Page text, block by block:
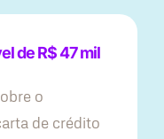
de R$ 47 mil
o
de crédito